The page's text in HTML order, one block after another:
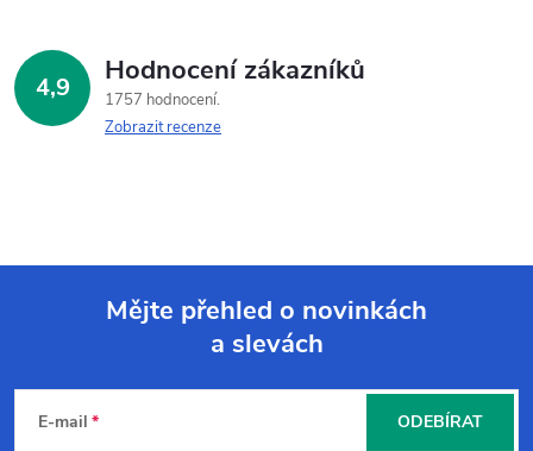
4,9 Hodnocení zákazníků
1757 hodnocení
Zobrazit recenze
Mějte přehled o novinkách
a slevách
E-mail ODEBÍRAT